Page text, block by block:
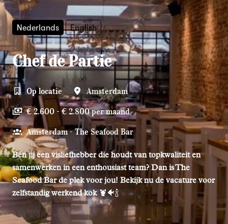
Nederlands English
Chef de Partie
Op locatie
Amsterdam
€ 2.600 - € 2.800 per maand
Amsterdam - The Seafood Bar
Ben jij een visliefhebber die houdt van topkwaliteit en
samenwerken in een enthousiast team? Dan is The
Seafood Bar de plek voor jou! Bekijk nu de vacature voor
zelfstandig werkend kok🦞🐠🍾